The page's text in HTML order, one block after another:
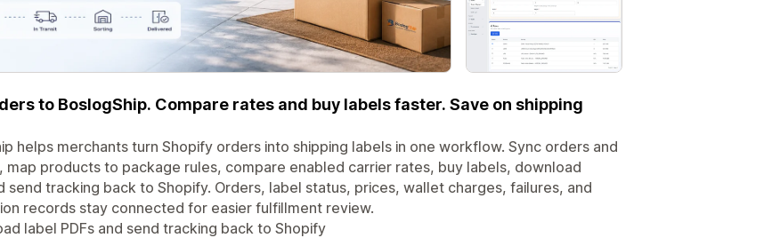
to BoslogShip. Compare rates and buy labels faster. Save on shipping
helps merchants turn Shopify orders into shipping labels in one workflow. Sync orders and
map products to package rules, compare enabled carrier rates, buy labels, download
send tracking back to Shopify. Orders, label status, prices, wallet charges, failures, and
records stay connected for easier fulfillment review.
label PDFs and send tracking back to Shopify